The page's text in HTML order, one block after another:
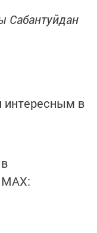
Сабантуйдан
в